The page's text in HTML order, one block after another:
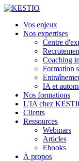
Vos enjeux
Nos expertises
Centre
Coaching
Formation
IA et
Nos formations
L'IA chez
Clients
Ressources
Webinars
Articles
Ebooks
À propos